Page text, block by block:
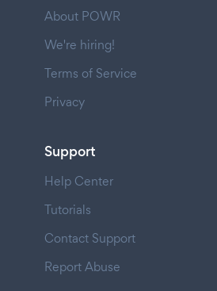
About POWR
We're hiring!
Terms of Service
Privacy
Support
Help Center
Tutorials
Contact Support
Report Abuse